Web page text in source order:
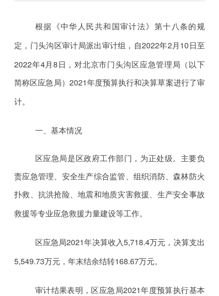
根据《中华人民共和国审计法》第十八条的规
定，门头沟区审计局派出审计组，自2022年2月10日至
2022年4月8日，对北京市门头沟区应急管理局（以下
简称区应急局） 2021年度预算执行和决算草案进行了审
计。
一、基本情况
区应急局是区政府工作部门，为正处级。 主要负
责应急管理、 安全生产综合监管、 组织消防、森林防火
扑救、抗洪抢险、地震和地质灾害救援、生产安全事故
救援等专业应急救援力量建设等工作。
区应急局2021年决算收入5,718.4万元，决算支出
5,549.73万元 ，年末结余结转168.67万元。
审计结果表明，区应急局2021年度预算执行基本